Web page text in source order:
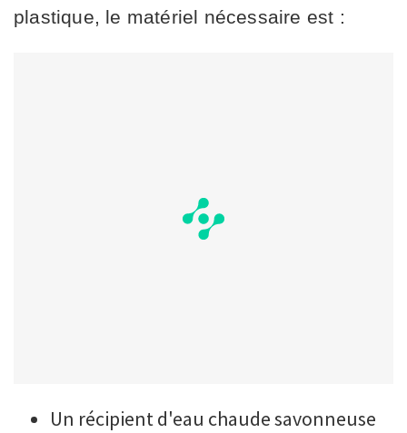
plastique, le matériel nécessaire est :
Un récipient d'eau chaude savonneuse